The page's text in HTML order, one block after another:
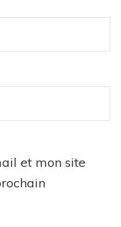
et mon site